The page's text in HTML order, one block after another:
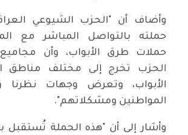
وأضاف أن "الحزب الشيوعي
حملته بالتواصل المباشر مع
حملات طرق الأبواب، وأن
الحزب تخرج إلى مختلف مناطق
الأبواب، وتعرض وجهات نظرنا
المواطنين ومشكلاتهم".
وأشار إلى أن "هذه الحملة تُستقبل